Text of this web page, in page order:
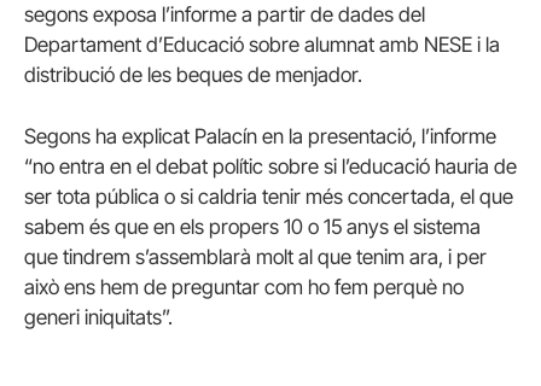
segons exposa l’informe a partir de dades del
Departament d’Educació sobre alumnat amb NESE i la
distribució de les beques de menjador.
Segons ha explicat Palacín en la presentació, l’informe
“no entra en el debat polític sobre si l’educació hauria de
ser tota pública o si caldria tenir més concertada, el que
sabem és que en els propers 10 o 15 anys el sistema
que tindrem s’assemblarà molt al que tenim ara, i per
això ens hem de preguntar com ho fem perquè no
generi iniquitats”.